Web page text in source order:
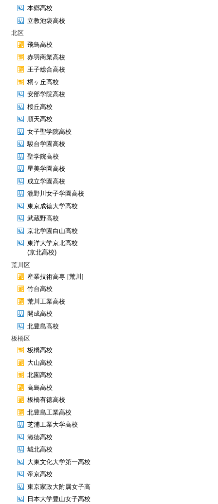
本郷高校
立教池袋高校
北区
飛鳥高校
赤羽商業高校
王子総合高校
桐ヶ丘高校
安部学院高校
桜丘高校
順天高校
女子聖学院高校
駿台学園高校
聖学院高校
星美学園高校
成立学園高校
瀧野川女子学園高校
東京成徳大学高校
武蔵野高校
京北学園白山高校
東洋大学京北高校
(京北高校)
荒川区
産業技術高専 [荒川]
竹台高校
荒川工業高校
開成高校
北豊島高校
板橋区
板橋高校
大山高校
北園高校
高島高校
板橋有徳高校
北豊島工業高校
芝浦工業大学高校
淑徳高校
城北高校
大東文化大学第一高校
帝京高校
東京家政大附属女子高
日本大学豊山女子高校